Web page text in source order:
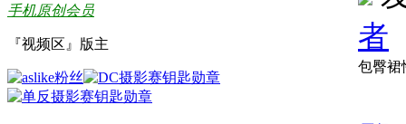
手机原创会员
『视频区』版主
者
包臀裙